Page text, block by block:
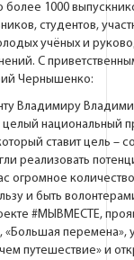
1000
студентов,
учёных и
С
Чернышенко:
Владимиру
национальный
ставит цель –
реализовать
огромное
и быть
#МЫВМЕСТЕ,
«Большая перемена»,
путешествие» и